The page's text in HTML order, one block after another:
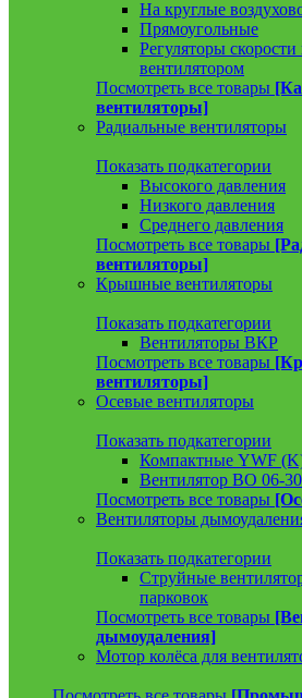
На круглые
Прямоугольные
Регуляторы
вентилятором
Посмотреть все товары
вентиляторы]
Радиальные вентиляторы
Показать подкатегории
Высокого давления
Низкого давления
Среднего давления
Посмотреть все товары
вентиляторы]
Крышные вентиляторы
Показать подкатегории
Вентиляторы ВКР
Посмотреть все товары
вентиляторы]
Осевые вентиляторы
Показать подкатегории
Компактные YWF
Вентилятор ВО 06-
Посмотреть все товары
Вентиляторы
Показать подкатегории
Струйные
парковок
Посмотреть все товары
дымоудаления]
Мотор колёса для